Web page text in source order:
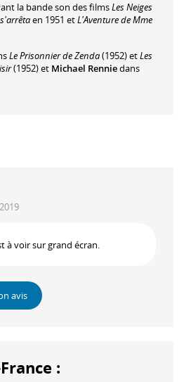
la bande son des filmsLes Neiges
en 1951 etL'Aventure de Mme
Le Prisonnier de Zenda(1952) etLes
(1952) et Michael Renniedans
à voir sur grand écran.
avis
: